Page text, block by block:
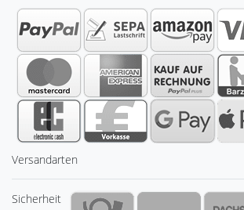
Versandarten
Sicherheit